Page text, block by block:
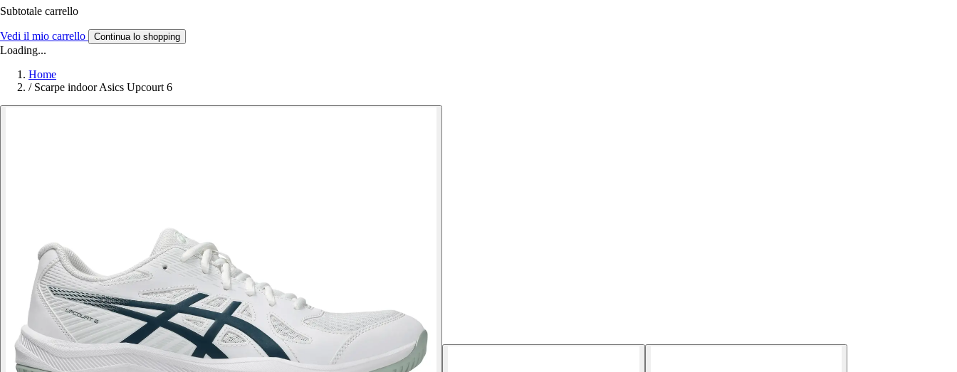
Subtotale carrello
Vedi il mio carrello Continua lo shopping
Loading...
Home
/ Scarpe indoor Asics Upcourt 6